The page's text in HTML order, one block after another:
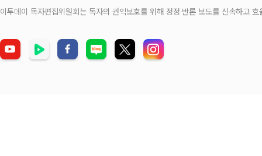
이투데이 독자편집위원회는 독자의 권익보호를 위해 정정‧반론 보도를 신속하고